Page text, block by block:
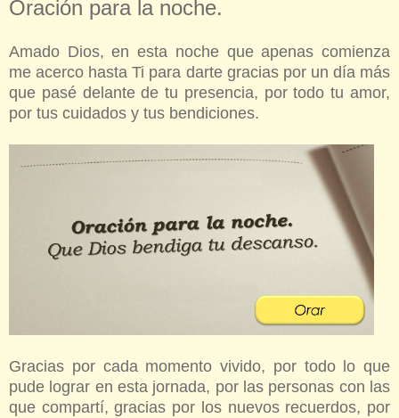
Oración para la noche.
Amado Dios, en esta noche que apenas comienza
me acerco hasta Ti para darte gracias por un día más
que pasé delante de tu presencia, por todo tu amor,
por tus cuidados y tus bendiciones.
Gracias por cada momento vivido, por todo lo que
pude lograr en esta jornada, por las personas con las
que compartí, gracias por los nuevos recuerdos, por